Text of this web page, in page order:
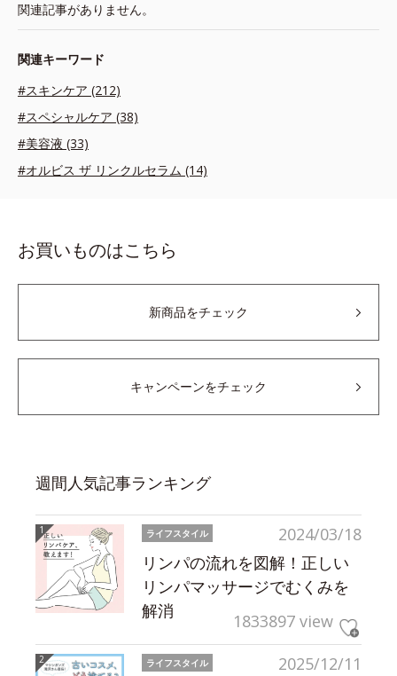
関連記事がありません。
関連キーワード
#スキンケア (212)
#スペシャルケア (38)
#美容液 (33)
#オルビス ザ リンクルセラム (14)
お買いものはこちら
新商品をチェック
キャンペーンをチェック
週間人気記事ランキング
2024/03/18
ライフスタイル
リンパの流れを図解！正しい
リンパマッサージでむくみを
解消
1833897 view
2025/12/11
ライフスタイル